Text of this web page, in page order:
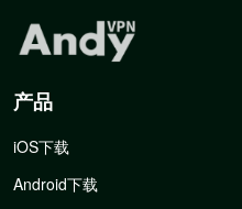
产品
iOS下载
Android下载